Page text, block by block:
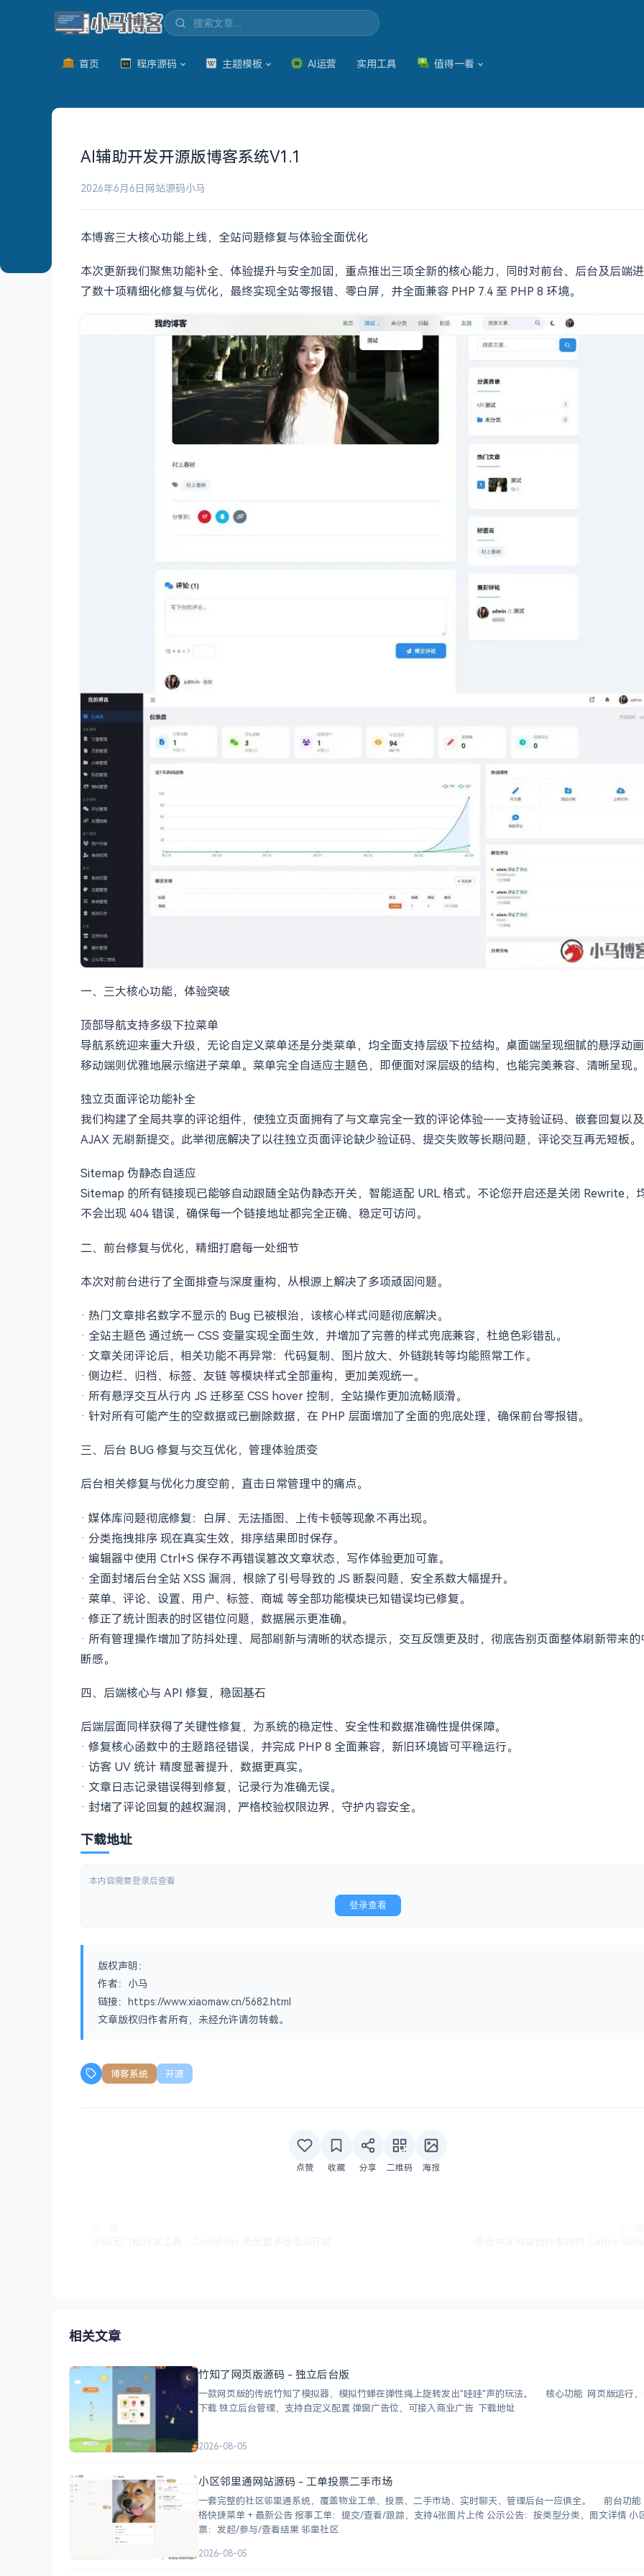
首页 程序源码 主题模板 AI运营 实用工具 值得一看
AI辅助开发开源版博客系统V1.1
2026年6月6日 网站源码小马
本博客三大核心功能上线，全站问题修复与体验全面优化
本次更新我们聚焦功能补全、体验提升与安全加固，重点推出三项全新的核心能力，同时对前台、后台及后端
了数十项精细化修复与优化，最终实现全站零报错、零白屏，并全面兼容 PHP 7.4 至 PHP 8 环境。
一、三大核心功能，体验突破
顶部导航支持多级下拉菜单
导航系统迎来重大升级，无论自定义菜单还是分类菜单，均全面支持层级下拉结构。桌面端呈现细腻的悬浮动
移动端则优雅地展示缩进子菜单。菜单完全自适应主题色，即便面对深层级的结构，也能完美兼容、清晰呈现。
独立页面评论功能补全
我们构建了全局共享的评论组件，使独立页面拥有了与文章完全一致的评论体验——支持验证码、嵌套回复以及
AJAX 无刷新提交。此举彻底解决了以往独立页面评论缺少验证码、提交失败等长期问题，评论交互再无短板。
Sitemap 伪静态自适应
Sitemap 的所有链接现已能够自动跟随全站伪静态开关，智能适配 URL 格式。不论您开启还是关闭 Rewrite，
不会出现 404 错误，确保每一个链接地址都完全正确、稳定可访问。
二、前台修复与优化，精细打磨每一处细节
本次对前台进行了全面排查与深度重构，从根源上解决了多项顽固问题。
· 热门文章排名数字不显示的 Bug 已被根治，该核心样式问题彻底解决。
· 全站主题色 通过统一 CSS 变量实现全面生效，并增加了完善的样式兜底兼容，杜绝色彩错乱。
· 文章关闭评论后，相关功能不再异常：代码复制、图片放大、外链跳转等均能照常工作。
· 侧边栏、归档、标签、友链 等模块样式全部重构，更加美观统一。
· 所有悬浮交互从行内 JS 迁移至 CSS hover 控制，全站操作更加流畅顺滑。
· 针对所有可能产生的空数据或已删除数据，在 PHP 层面增加了全面的兜底处理，确保前台零报错。
三、后台 BUG 修复与交互优化，管理体验质变
后台相关修复与优化力度空前，直击日常管理中的痛点。
· 媒体库问题彻底修复：白屏、无法插图、上传卡顿等现象不再出现。
· 分类拖拽排序 现在真实生效，排序结果即时保存。
· 编辑器中使用 Ctrl+S 保存不再错误篡改文章状态，写作体验更加可靠。
· 全面封堵后台全站 XSS 漏洞，根除了引号导致的 JS 断裂问题，安全系数大幅提升。
· 菜单、评论、设置、用户、标签、商城 等全部功能模块已知错误均已修复。
· 修正了统计图表的时区错位问题，数据展示更准确。
· 所有管理操作增加了防抖处理、局部刷新与清晰的状态提示，交互反馈更及时，彻底告别页面整体刷新带来的
断感。
四、后端核心与 API 修复，稳固基石
后端层面同样获得了关键性修复，为系统的稳定性、安全性和数据准确性提供保障。
· 修复核心函数中的主题路径错误，并完成 PHP 8 全面兼容，新旧环境皆可平稳运行。
· 访客 UV 统计 精度显著提升，数据更真实。
· 文章日志记录错误得到修复，记录行为准确无误。
· 封堵了评论回复的越权漏洞，严格校验权限边界，守护内容安全。
下载地址
本内容需要登录后查看
登录查看
版权声明：
作者：小马
链接：https://www.xiaomaw.cn/5682.html
文章版权归作者所有，未经允许请勿转载。
博客系统 开源
点赞 收藏 分享 二维码 海报
相关文章
竹知了网页版源码 - 独立后台版
一款网页版的传统竹知了模拟器，模拟竹蝉在弹性绳上旋转发出"哇哇"声的玩法。 核心功能 网页版运行，无需
下载 独立后台管理，支持自定义配置 弹窗广告位，可接入商业广告 下载地址
2026-08-05
小区邻里通网站源码 - 工单投票二手市场
一套完整的社区邻里通系统，覆盖物业工单、投票、二手市场、实时聊天，管理后台一应俱全。 前台功能 九
格快捷菜单 + 最新公告 报事工单：提交/查看/跟踪，支持4张图片上传 公示公告：按类型分类，图文详情 小区投
票：发起/参与/查看结果 邻里社区
2026-08-05